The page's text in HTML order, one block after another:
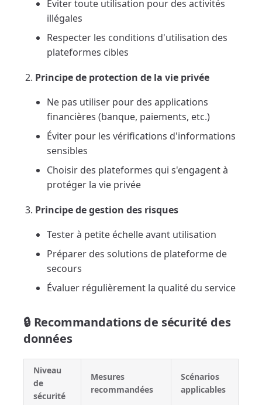
Éviter toute utilisation pour des activités
illégales
Respecter les conditions d'utilisation des
plateformes cibles
Principe de protection de la vie privée
Ne pas utiliser pour des applications
financières (banque, paiements, etc.)
Éviter pour les vérifications d'informations
sensibles
Choisir des plateformes qui s'engagent à
protéger la vie privée
Principe de gestion des risques
Tester à petite échelle avant utilisation
Préparer des solutions de plateforme de
secours
Évaluer régulièrement la qualité du service
🔒 Recommandations de sécurité des
données
Niveau
de
sécurité
Mesures
recommandées
Scénarios
applicables